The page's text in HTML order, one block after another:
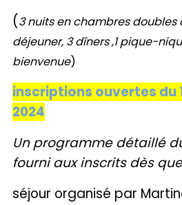
(3 nuits en chambres doubles
déjeuner, 3 dîners ,1 pique-
bienvenue)
inscriptions ouvertes du
2024
Un programme détaillé
fourni aux inscrits dès
séjour organisé par